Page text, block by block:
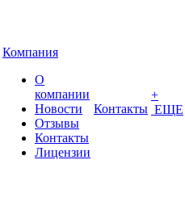
Компания
О
компании
Новости
Отзывы
Контакты
Лицензии
Контакты
+
ЕЩЕ